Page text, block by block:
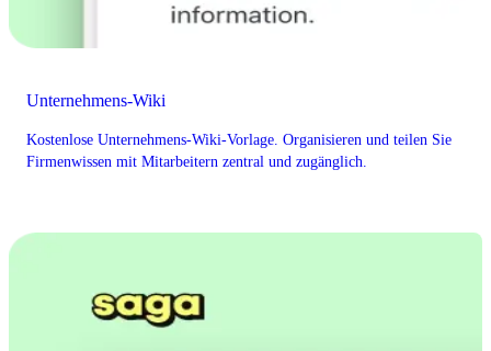
Unternehmens-Wiki
Kostenlose Unternehmens-Wiki-Vorlage. Organisieren und teilen Sie
Firmenwissen mit Mitarbeitern zentral und zugänglich.